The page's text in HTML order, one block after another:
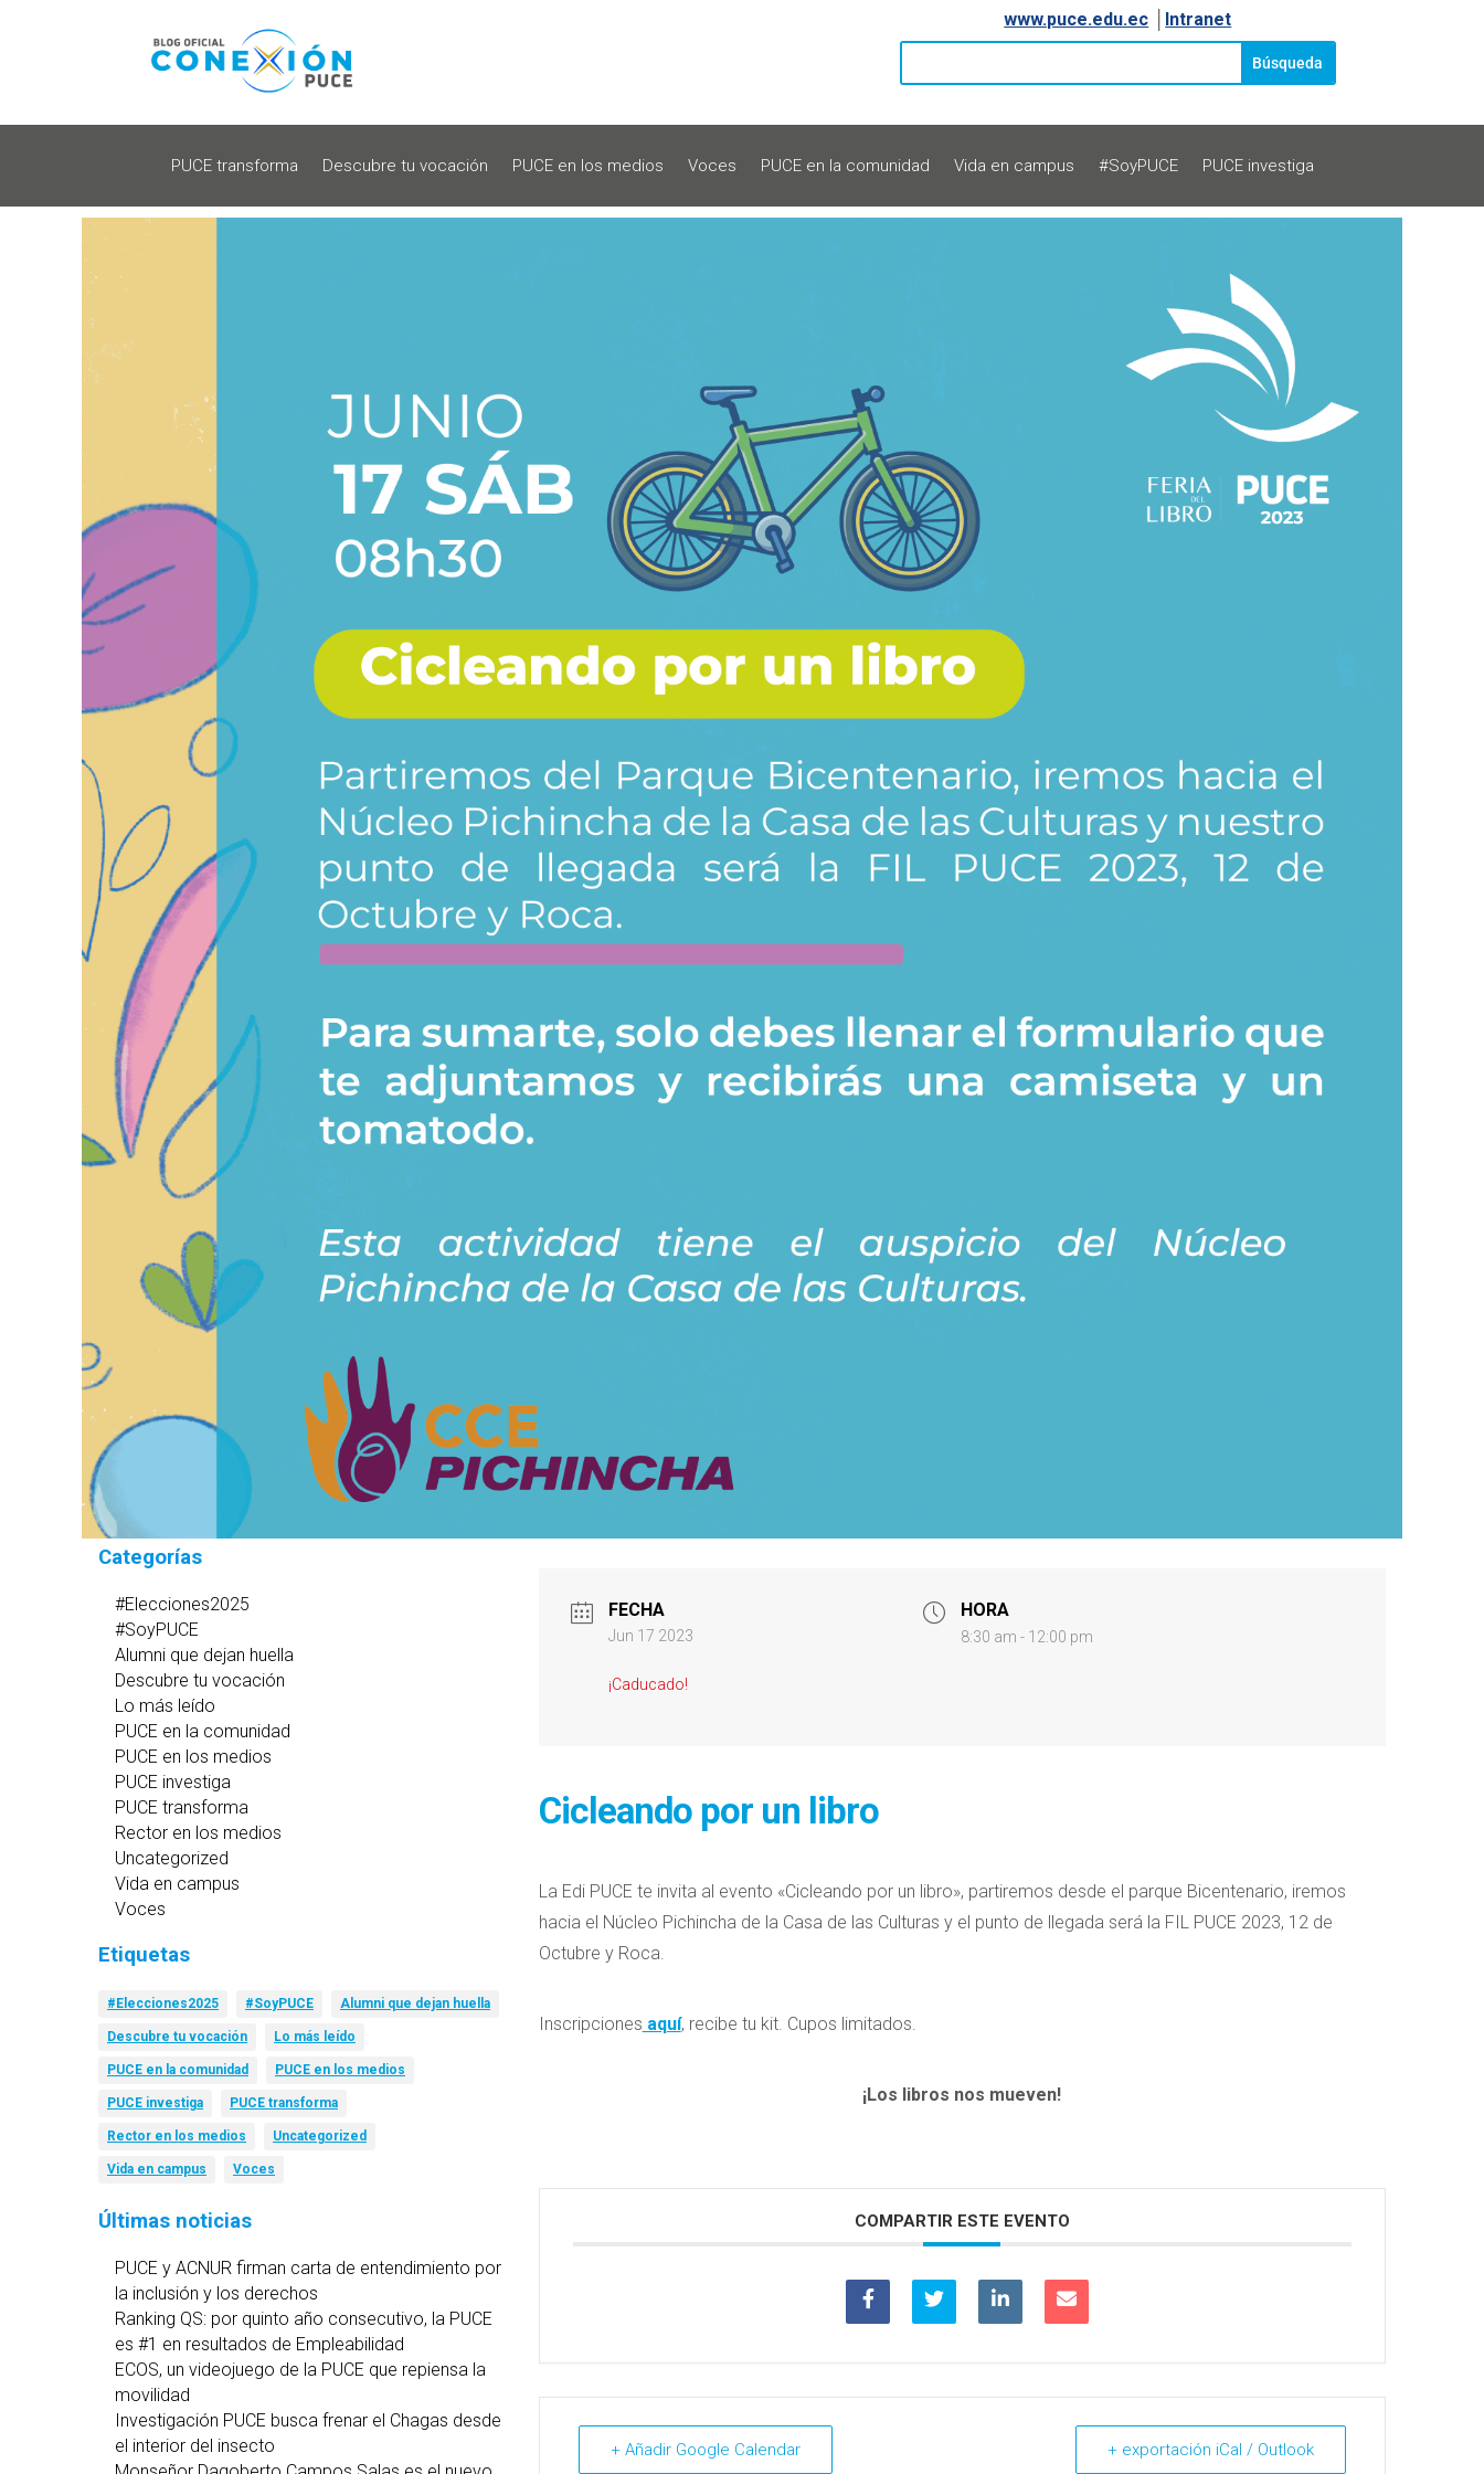
www.puce.edu.ec Intranet
PUCE transforma Descubre tu vocación PUCE en los medios Voces PUCE en la comunidad Vida en campus #SoyPUCE PUCE investiga
Categorías
#Elecciones2025
#SoyPUCE
Alumni que dejan huella
Descubre tu vocación
Lo más leído
PUCE en la comunidad
PUCE en los medios
PUCE investiga
PUCE transforma
Rector en los medios
Uncategorized
Vida en campus
Voces
Etiquetas
#Elecciones2025 #SoyPUCE Alumni que dejan huella
Descubre tu vocación Lo más leído
PUCE en la comunidad PUCE en los medios
PUCE investiga PUCE transforma
Rector en los medios Uncategorized
Vida en campus Voces
Últimas noticias
PUCE y ACNUR firman carta de entendimiento por
la inclusión y los derechos
Ranking QS: por quinto año consecutivo, la PUCE
es #1 en resultados de Empleabilidad
ECOS, un videojuego de la PUCE que repiensa la
movilidad
Investigación PUCE busca frenar el Chagas desde
el interior del insecto
FECHA
Jun 17 2023
¡Caducado!
HORA
8:30 am - 12:00 pm
Cicleando por un libro
La Edi PUCE te invita al evento «Cicleando por un libro», partiremos desde el parque Bicentenario, iremos
hacia el Núcleo Pichincha de la Casa de las Culturas y el punto de llegada será la FIL PUCE 2023, 12 de
Octubre y Roca.
Inscripciones aquí, recibe tu kit. Cupos limitados.
¡Los libros nos mueven!
COMPARTIR ESTE EVENTO
+ Añadir Google Calendar + exportación iCal / Outlook